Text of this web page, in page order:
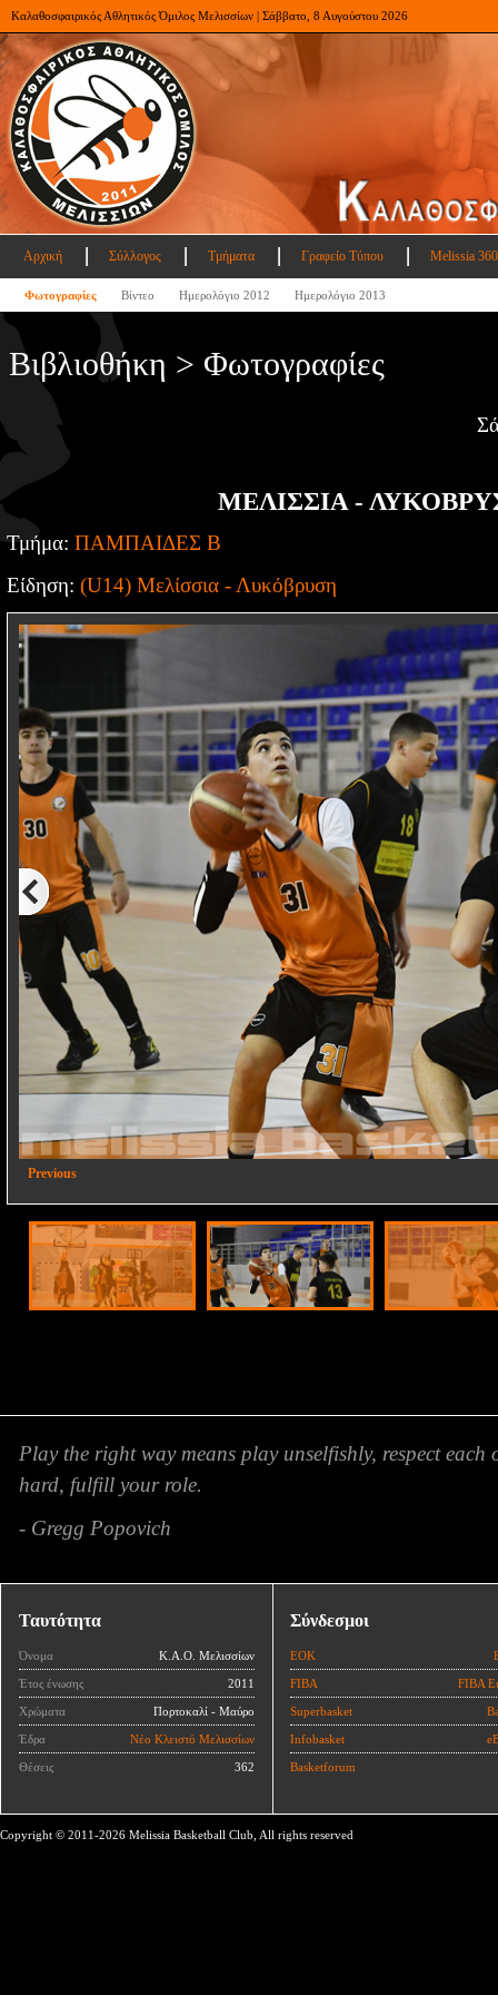
Καλαθοσφαιρικός Αθλητικός Όμιλος Μελισσίων | Σάββατο, 8 Αυγούστου 2026
Αρχική Σύλλογος Τμήματα Γραφείο Τύπου Melissia
Φωτογραφίες Βίντεο Ημερολόγιο 2012 Ημερολόγιο 2013
Βιβλιοθήκη > Φωτογραφίες
ΜΕΛΙΣΣΙΑ -
Τμήμα: ΠΑΜΠΑΙΔΕΣ Β
Είδηση: (U14) Μελίσσια - Λυκόβρυση
2/18
Previous
Play the right way means play unselfishly, respect each
hard, fulfill your role.
- Gregg Popovich
Ταυτότητα
Όνομα Κ.Α.Ο. Μελισσίων
Έτος ένωσης 2011
Χρώματα Πορτοκαλί - Μαύρο
Έδρα Νέο Κλειστό Μελισσίων
Θέσεις 362
Σύνδεσμοι
ΕΟΚ
FIBA FIBA
Superbasket
Infobasket
Basketforum
Copyright © 2011-2026 Melissia Basketball Club, All rights reserved